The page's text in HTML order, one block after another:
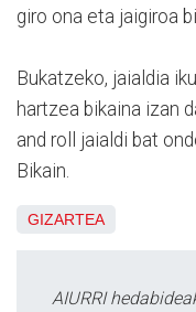
giro ona eta jaigiroa
Bukatzeko, jaialdia
hartzea bikaina izan
and roll jaialdi bat
Bikain.
GIZARTEA
AIURRI